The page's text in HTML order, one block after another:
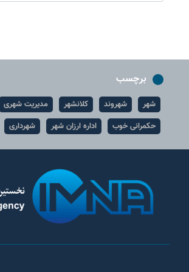
برچسب
شهر شهروند کلانشهر مدیریت شهری
حکمرانی خوب
اداره ارزان شهر شهرداری